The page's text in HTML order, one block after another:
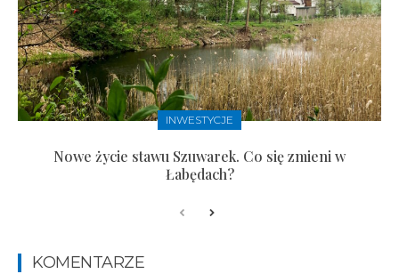
INWESTYCJE
Nowe życie stawu Szuwarek. Co się zmieni w
Łabędach?
KOMENTARZE